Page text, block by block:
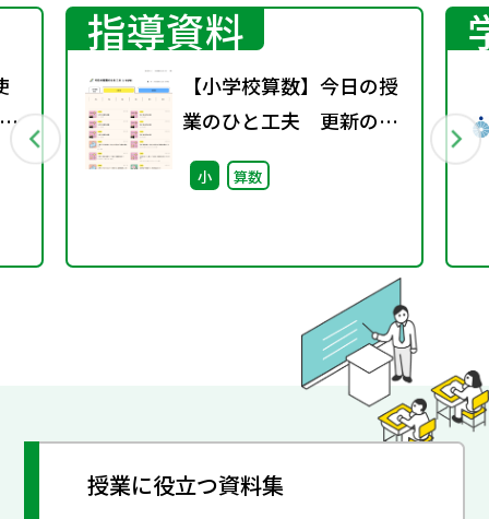
指導資料
【小学校算数】今日の授
業のひと工夫 更新のお
知らせ
小 算数
授業に役立つ資料集